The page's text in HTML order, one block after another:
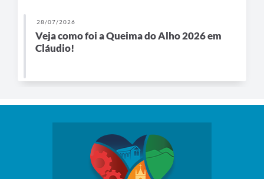
28/07/2026
Veja como foi a Queima do Alho 2026 em
Cláudio!